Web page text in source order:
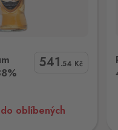
Kraslice
Klingenthal
Mikulov
Drasenhofen
Petrovice
541.54 Kč
oblíbených